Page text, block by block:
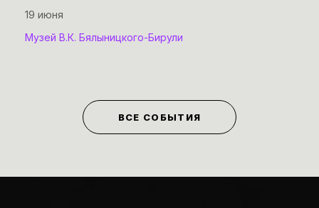
19 июня
Музей В.К. Бялыницкого-Бирули
ВСЕ СОБЫТИЯ